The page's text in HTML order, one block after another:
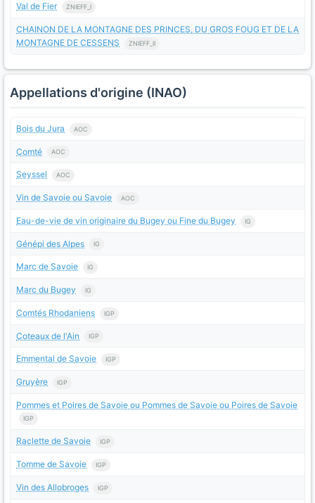
Val de Fier ZNIEFF_I
CHAINON DE LA MONTAGNE DES PRINCES, DU GROS FOUG ET DE LA
MONTAGNE DE CESSENS
ZNIEFF_II
Appellations d'origine (INAO)
Bois du Jura AOC
Comté AOC
Seyssel AOC
Vin de Savoie ou Savoie AOC
Eau-de-vie de vin originaire du Bugey ou Fine du Bugey IG
Génépi des Alpes IG
Marc de Savoie IG
Marc du Bugey IG
Comtés Rhodaniens IGP
Coteaux de l'Ain IGP
Emmental de Savoie IGP
Gruyère IGP
Pommes et Poires de Savoie ou Pommes de Savoie ou Poires de Savoie
IGP
Raclette de Savoie IGP
Tomme de Savoie IGP
Vin des Allobroges IGP